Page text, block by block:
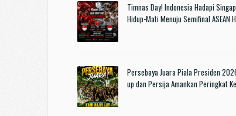
Timnas Day! Indonesia Hadapi
Hidup-Mati Menuju Semifinal ASEAN
Persebaya Juara Piala Presiden
up dan Persija Amankan Peringkat